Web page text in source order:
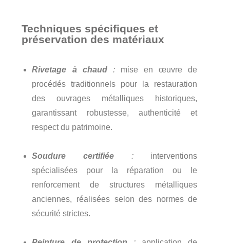
Techniques spécifiques et
préservation des matériaux
Rivetage à chaud:mise en œuvre de
procédés traditionnels pour la restauration
des ouvrages métalliques historiques,
garantissant robustesse, authenticité et
respect du patrimoine.
Soudure certifiée :interventions
spécialisées pour la réparation ou le
renforcement de structures métalliques
anciennes, réalisées selon des normes de
sécurité strictes.